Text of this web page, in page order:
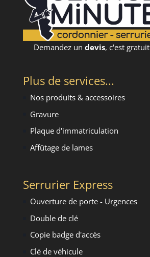
Demandez undevis, c'est gratuit
Plus de services...
Nos produits & accessoires
Gravure
Plaque d'immatriculation
Affûtage de lames
Serrurier Express
Ouverture de porte - Urgences
Double de clé
Copie badge d'accès
Clé de véhicule